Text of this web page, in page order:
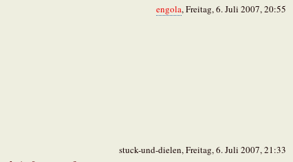
engola, Freitag, 6. Juli 2007, 20:55
stuck-und-dielen, Freitag, 6. Juli 2007, 21:33